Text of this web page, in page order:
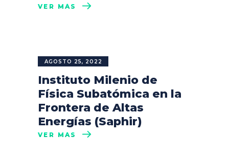
VER MÁS
AGOSTO 25, 2022
Instituto Milenio de
Física Subatómica en la
Frontera de Altas
Energías (Saphir)
VER MÁS